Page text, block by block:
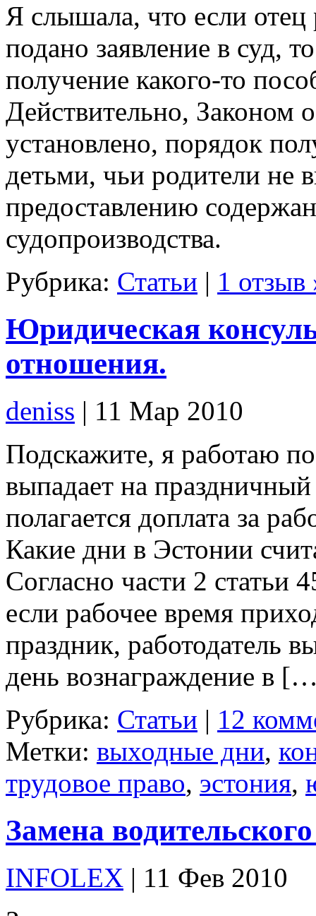
Я слышала, что если отец
подано заявление в суд,
получение какого-то
Действительно, Законом
установлено, порядок
детьми, чьи родители не
предоставлению
судопроизводства.
Рубрика: Статьи | 1 отзыв
Юридическая
отношения.
deniss | 11 Мар 2010
Подскажите, я работаю
выпадает на
полагается доплата за
Какие дни в Эстонии
Согласно части 2 статьи
если рабочее время
праздник, работодатель
день вознаграждение в
Рубрика: Статьи | 12
Метки: выходные дни,
трудовое право, эстония,
Замена
INFOLEX | 11 Фев 2010